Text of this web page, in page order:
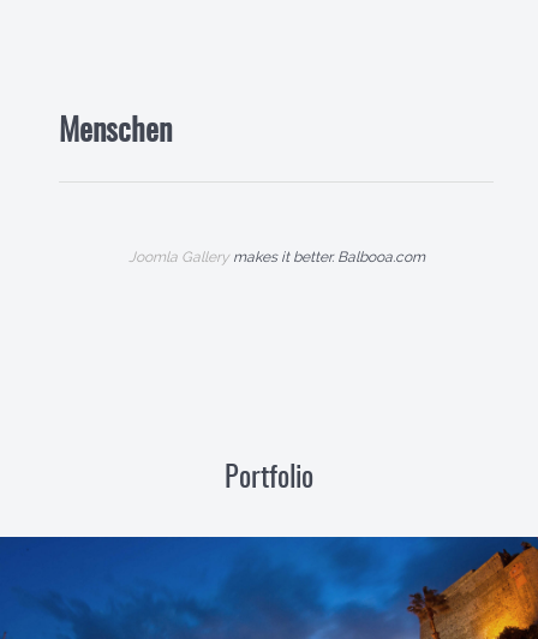
Menschen
Joomla Gallerymakes it better. Balbooa.com
Portfolio